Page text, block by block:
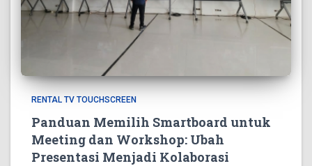
RENTAL TV TOUCHSCREEN
Panduan Memilih Smartboard untuk
Meeting dan Workshop: Ubah
Presentasi Menjadi Kolaborasi